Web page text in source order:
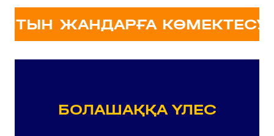
ЖАНДАРҒА КӨМЕКТЕСУ
БОЛАШАҚҚА ҮЛЕС